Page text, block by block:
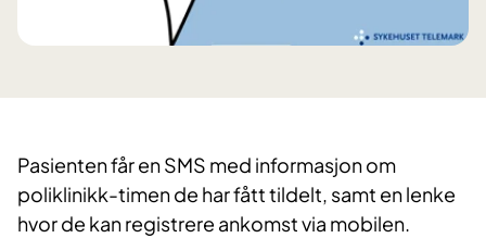
Pasienten får en SMS med informasjon om
poliklinikk-timen de har fått tildelt, samt en lenke
hvor de kan registrere ankomst via mobilen.